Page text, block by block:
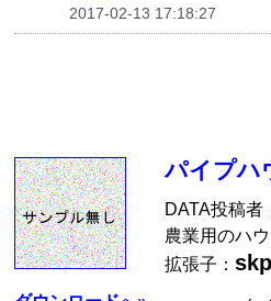
2017-02-13 17:18:27
パイプハ
DATA投稿者
農業用のハ
拡張子：skp